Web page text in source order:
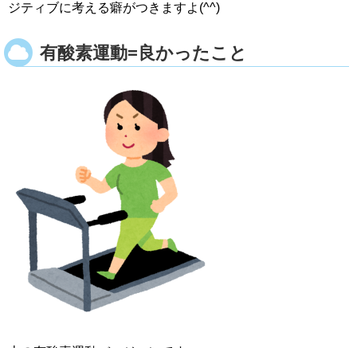
ジティブに考える癖がつきますよ(^^)
有酸素運動=良かったこと